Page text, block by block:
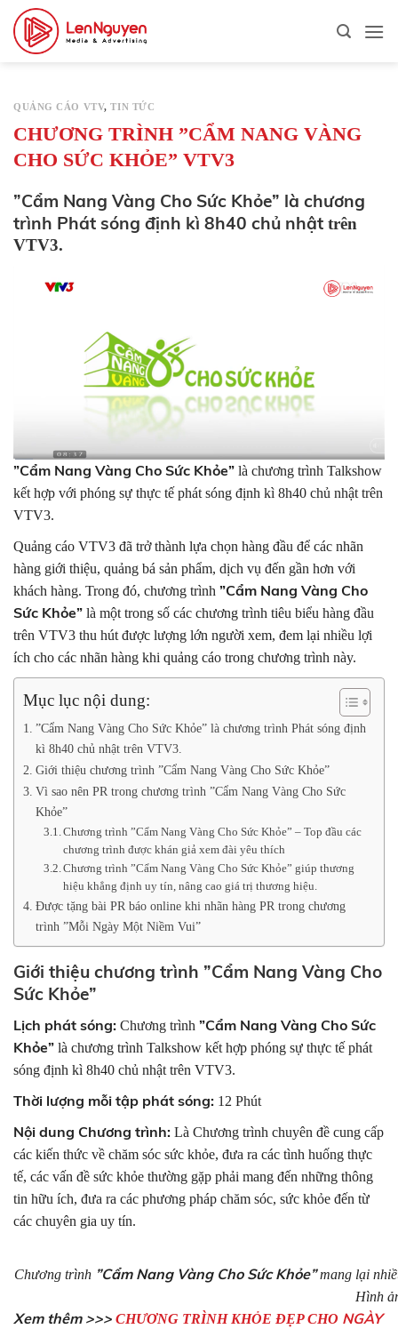
qua
QUẢNG CÁO VTV,TIN TỨC
CHƯƠNG TRÌNH ”CẨM NANG VÀNG
CHO SỨC KHỎE” VTV3
”Cẩm Nang Vàng Cho Sức Khỏe” là chương
trình Phát sóng định kì 8h40 chủ nhật trên
VTV3.
”Cẩm Nang Vàng Cho Sức Khỏe” là chương trình Talkshow
kết hợp với phóng sự thực tế phát sóng định kì 8h40 chủ nhật trên
VTV3.
Quảng cáo VTV3 đã trở thành lựa chọn hàng đầu để các nhãn
hàng giới thiệu, quảng bá sản phẩm, dịch vụ đến gần hơn với
khách hàng. Trong đó, chương trình ”Cẩm Nang Vàng Cho
Sức Khỏe” là một trong số các chương trình tiêu biểu hàng đầu
trên VTV3 thu hút được lượng lớn người xem, đem lại nhiều lợi
ích cho các nhãn hàng khi quảng cáo trong chương trình này.
Mục lục nội dung:
”Cẩm Nang Vàng Cho Sức Khỏe” là chương trình Phát sóng định
kì 8h40 chủ nhật trên VTV3.
Giới thiệu chương trình ”Cẩm Nang Vàng Cho Sức Khỏe”
Vì sao nên PR trong chương trình ”Cẩm Nang Vàng Cho Sức
Khỏe”
Chương trình ”Cẩm Nang Vàng Cho Sức Khỏe” – Top đầu các
chương trình được khán giả xem đài yêu thích
Chương trình ”Cẩm Nang Vàng Cho Sức Khỏe” giúp thương
hiệu khẳng định uy tín, nâng cao giá trị thương hiệu.
Được tặng bài PR báo online khi nhãn hàng PR trong chương
trình ”Mỗi Ngày Một Niềm Vui”
Giới thiệu chương trình ”Cẩm Nang Vàng Cho
Sức Khỏe”
Lịch phát sóng: Chương trình ”Cẩm Nang Vàng Cho Sức
Khỏe” là chương trình Talkshow kết hợp phóng sự thực tế phát
sóng định kì 8h40 chủ nhật trên VTV3.
Thời lượng mỗi tập phát sóng: 12 Phút
Nội dung Chương trình: Là Chương trình chuyên đề cung cấp
các kiến thức về chăm sóc sức khỏe, đưa ra các tình huống thực
tế, các vấn đề sức khỏe thường gặp phải mang đến những thông
tin hữu ích, đưa ra các phương pháp chăm sóc, sức khỏe đến từ
các chuyên gia uy tín.
Chương trình ”Cẩm Nang Vàng Cho Sức Khỏe”mang lại
Hình
Xem thêm >>> CHƯƠNG TRÌNH KHỎE ĐẸP CHO NGÀY